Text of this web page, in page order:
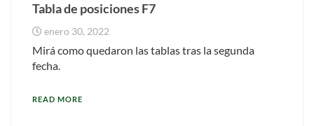
Tabla de posiciones F7
enero 30, 2022
Mirá como quedaron las tablas tras la segunda
fecha.
READ MORE